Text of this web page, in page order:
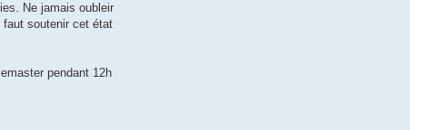
Ne jamais oubleir
faut soutenir cet état
pendant 12h